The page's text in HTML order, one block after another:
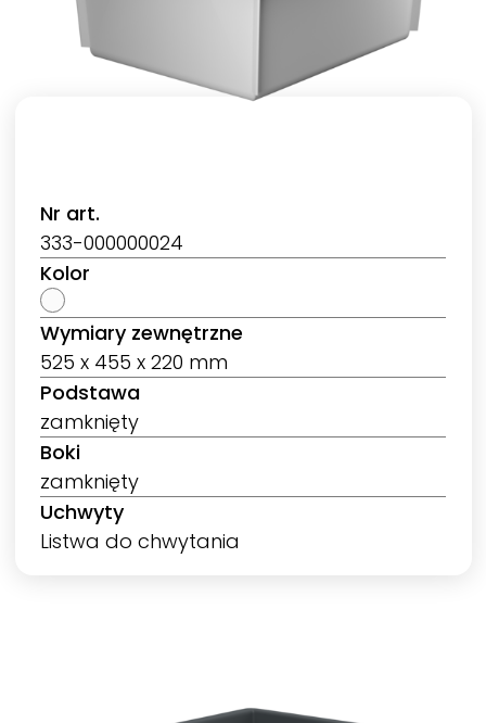
Nr art.
333-000000024
Kolor
Wymiary zewnętrzne
525 x 455 x 220 mm
Podstawa
zamknięty
Boki
zamknięty
Uchwyty
Listwa do chwytania